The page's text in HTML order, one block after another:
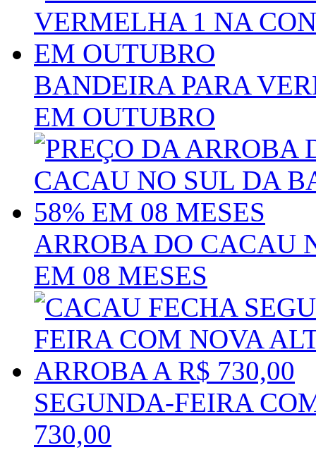
BANDEIRA PARA
EM OUTUBRO
ARROBA DO CACAU
EM 08 MESES
SEGUNDA-FEIRA
730,00